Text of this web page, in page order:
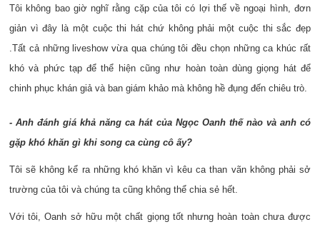
Tôi không bao giờ nghĩ rằng cặp của tôi có lợi thế về ngoại hình, đơn
giản vì đây là một cuộc thi hát chứ không phải một cuộc thi sắc đẹp
.Tất cả những liveshow vừa qua chúng tôi đều chọn những ca khúc rất
khó và phức tạp để thể hiện cũng như hoàn toàn dùng giọng hát để
chinh phục khán giả và ban giám khảo mà không hề đụng đến chiêu trò.
- Anh đánh giá khả năng ca hát của Ngọc Oanh thế nào và anh có
gặp khó khăn gì khi song ca cùng cô ấy?
Tôi sẽ không kể ra những khó khăn vì kêu ca than vãn không phải sở
trường của tôi và chúng ta cũng không thể chia sẻ hết.
Với tôi, Oanh sở hữu một chất giọng tốt nhưng hoàn toàn chưa được